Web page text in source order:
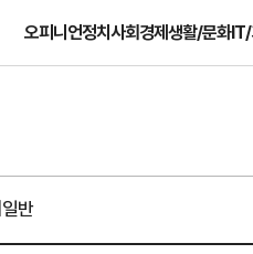
오피니언정치사회경제생활/문화
반